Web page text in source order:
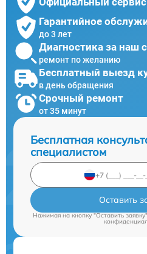
Гарантийное
до 3 лет
Диагностика за наш
ремонт по желанию
Бесплатный выезд
в день обращения
Срочный ремонт
от 35 минут
Бесплатная
специалистом
Оставить
Нажимая на кнопку "Оставить